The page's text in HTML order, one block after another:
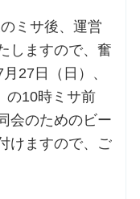
ミサ後、運営
しますので、奮
27日（日）、
の10時ミサ前
会のためのビー
けますので、ご